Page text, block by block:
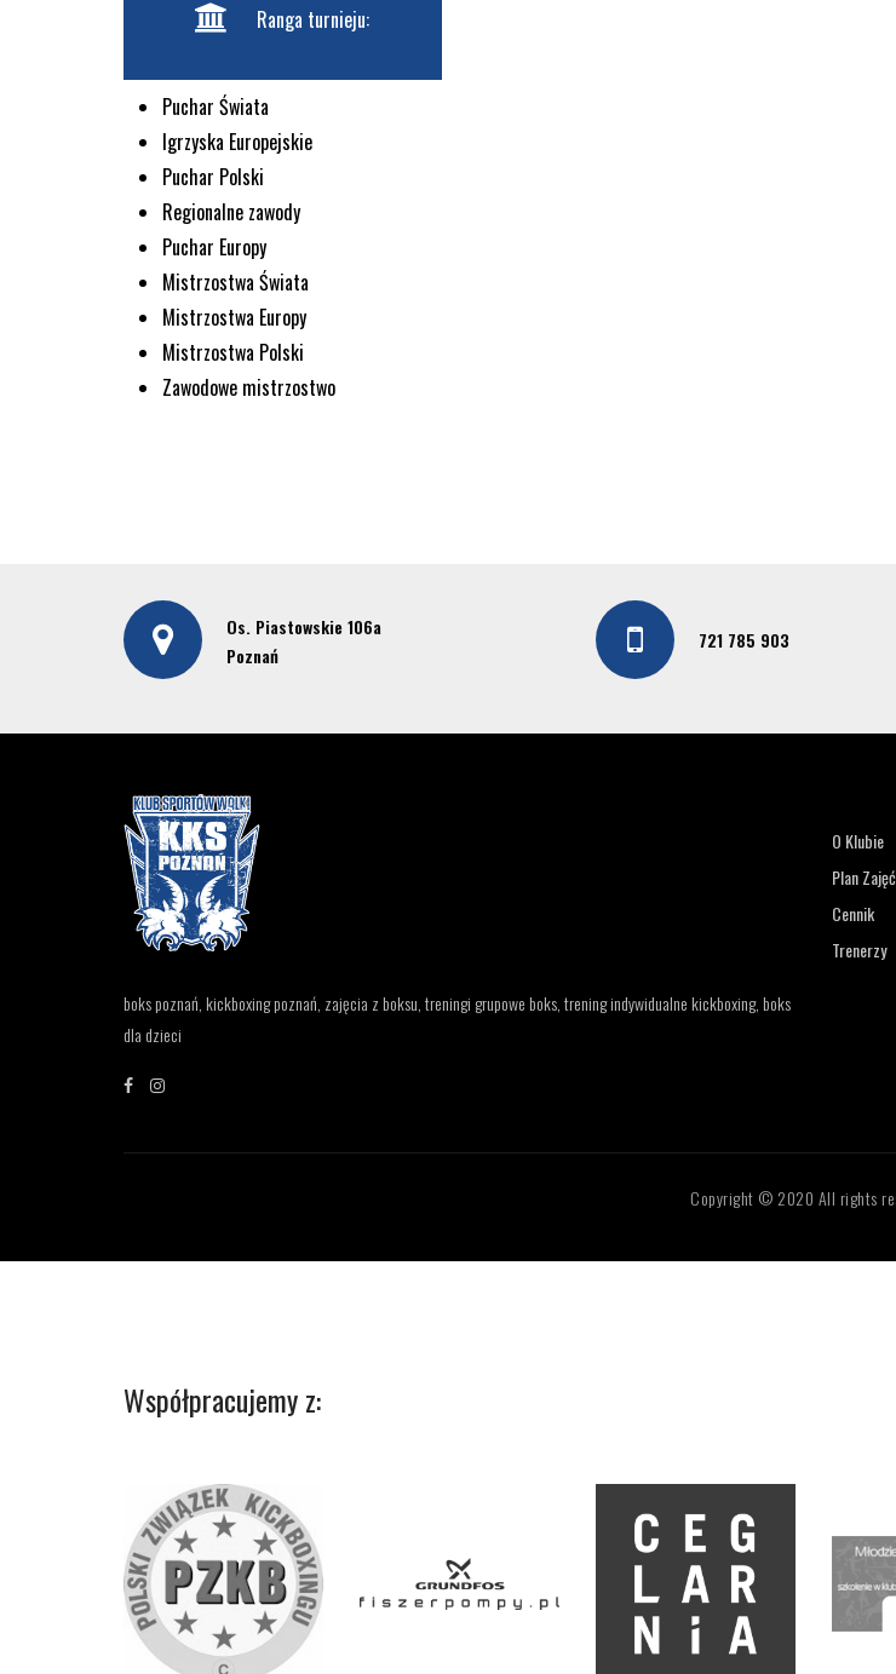
Ranga turnieju:
Puchar Świata
Igrzyska Europejskie
Puchar Polski
Regionalne zawody
Puchar Europy
Mistrzostwa Świata
Mistrzostwa Europy
Mistrzostwa Polski
Zawodowe mistrzostwo
Os. Piastowskie 106a
Poznań
721 785 903
boks poznań, kickboxing poznań, zajęcia z boksu, treningi grupowe boks, trening indywidualne kickboxing, boks
dla dzieci
O Klubie
Plan Zajęć
Cennik
Trenerzy
Copyright © 2020 All rights
Współpracujemy z: